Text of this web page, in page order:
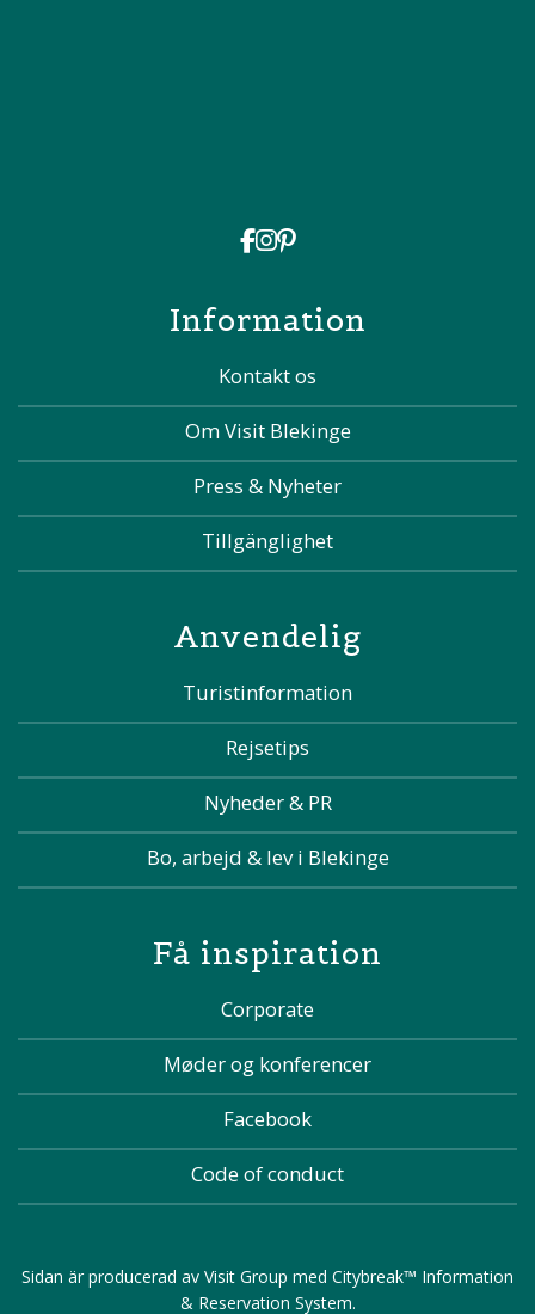
Information
Kontakt os
Om Visit Blekinge
Press & Nyheter
Tillgänglighet
Anvendelig
Turistinformation
Rejsetips
Nyheder & PR
Bo, arbejd & lev i Blekinge
Få inspiration
Corporate
Møder og konferencer
Facebook
Code of conduct
Sidan är producerad av Visit Group med Citybreak™ Information
& Reservation System.